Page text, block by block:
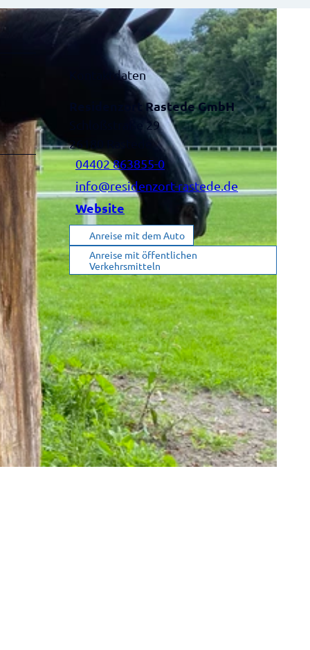
Kontaktdaten
Residenzort Rastede GmbH
Schloßstraße 29
26180
Rastede
04402 863855-0
info@residenzort-rastede.de
Website
Anreise mit dem Auto
Anreise mit öffentlichen
Verkehrsmitteln